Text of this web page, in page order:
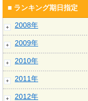
■ ランキング期日指定
2008年
2009年
2010年
2011年
2012年